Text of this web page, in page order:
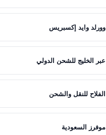
وورلد وايد إكسبريس
عبر الخليج للشحن الدولي
الفلاح للنقل والشحن
موفرز السعودية